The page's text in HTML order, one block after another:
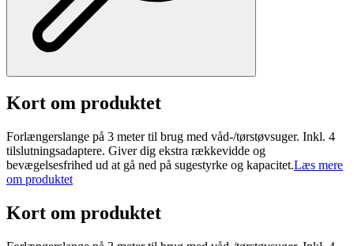
Kort om produktet
Forlængerslange på 3 meter til brug med våd-/tørstøvsuger. Inkl. 4
tilslutningsadaptere. Giver dig ekstra rækkevidde og
bevægelsesfrihed ud at gå ned på sugestyrke og kapacitet.Læs mere
om produktet
Kort om produktet